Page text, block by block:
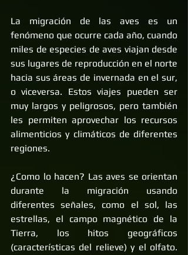
La migración de las aves es un
fenómeno que ocurre cada año, cuando
miles de especies de aves viajan desde
sus lugares de reproducción en el norte
hacia sus áreas de invernada en el sur,
o viceversa. Estos viajes pueden ser
muy largos y peligrosos, pero también
les permiten aprovechar los recursos
alimenticios y climáticos de diferentes
regiones.
¿Como lo hacen? Las aves se orientan
durante la migración usando
diferentes señales, como el sol, las
estrellas, el campo magnético de la
Tierra, los hitos geográficos
(características del relieve) y el olfato.